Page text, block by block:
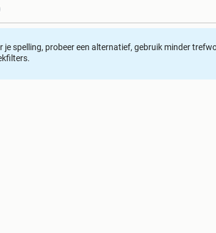
je spelling, probeer een alternatief, gebruik minder